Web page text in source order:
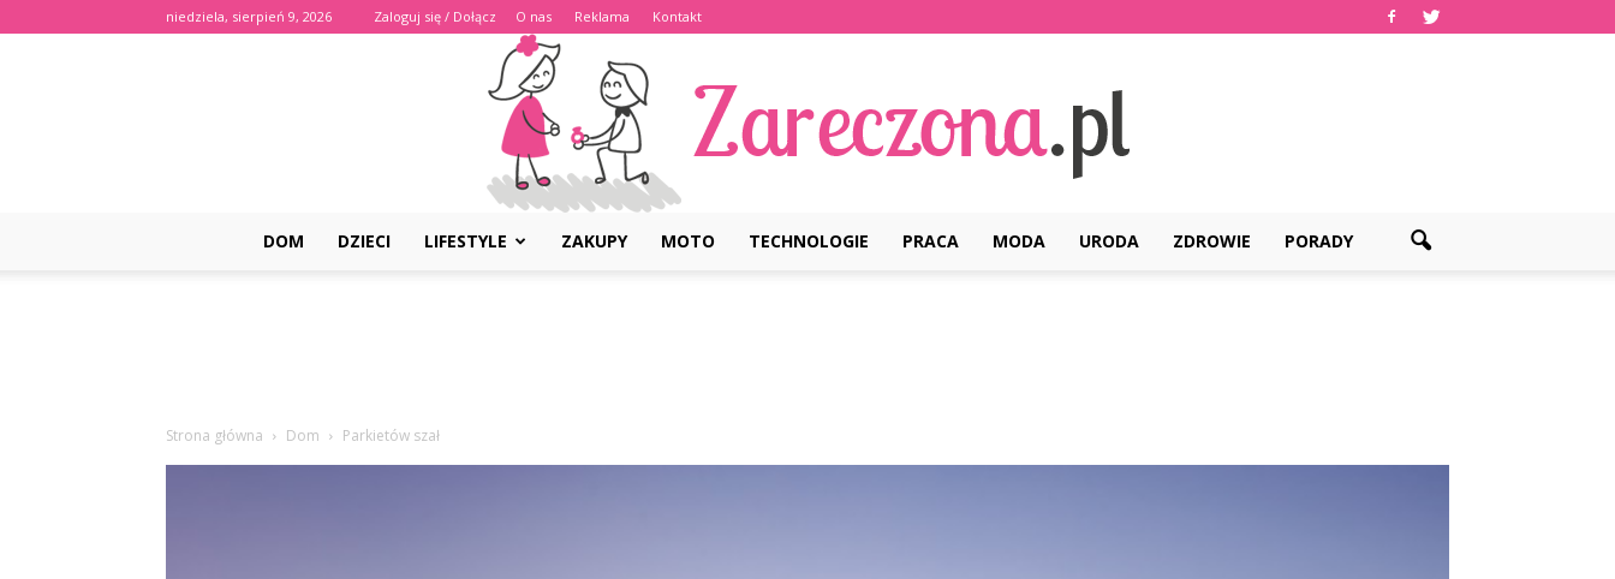
niedziela, sierpień 9, 2026 Zaloguj się / Dołącz O nas Reklama Kontakt
DOM DZIECI LIFESTYLE ZAKUPY MOTO TECHNOLOGIE PRACA MODA URODA ZDROWIE PORADY
Strona główna Dom Parkietów szał